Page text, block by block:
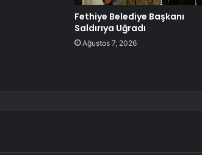
Fethiye Belediye Başkanı
Saldırıya Uğradı
Ağustos 7, 2026